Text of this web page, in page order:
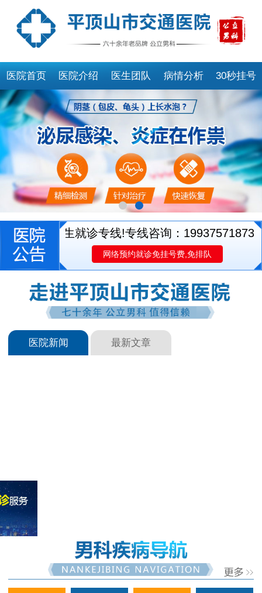
医院首页 医院介绍 医生团队 病情分析 30秒挂号
别开通医生就诊专线!专线咨询：19937571873平
网络预约就诊免挂号费,免排队
医院新闻 最新文章